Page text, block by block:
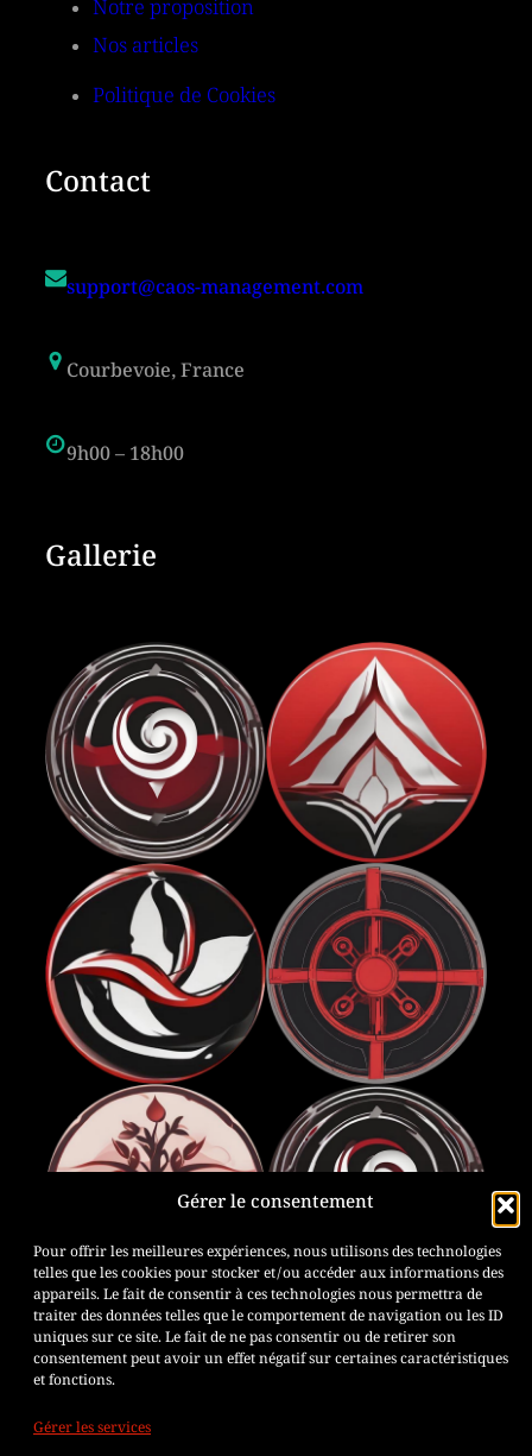
Gérer le consentement
Pour offrir les meilleures expériences, nous utilisons des technologies
telles que les cookies pour stocker et/ou accéder aux informations des
appareils. Le fait de consentir à ces technologies nous permettra de
traiter des données telles que le comportement de navigation ou les ID
uniques sur ce site. Le fait de ne pas consentir ou de retirer son
consentement peut avoir un effet négatif sur certaines caractéristiques
et fonctions.
Gérer les services
Notre proposition
Nos articles
Politique de Cookies
Contact
support@caos-management.com
Courbevoie, France
9h00 – 18h00
Gallerie